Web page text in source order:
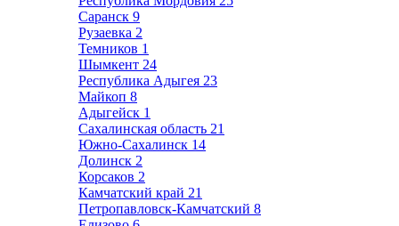
Саранск 9
Рузаевка 2
Темников 1
Шымкент 24
Республика Адыгея 23
Майкоп 8
Адыгейск 1
Сахалинская область 21
Южно-Сахалинск 14
Долинск 2
Корсаков 2
Камчатский край 21
Петропавловск-Камчатский 8